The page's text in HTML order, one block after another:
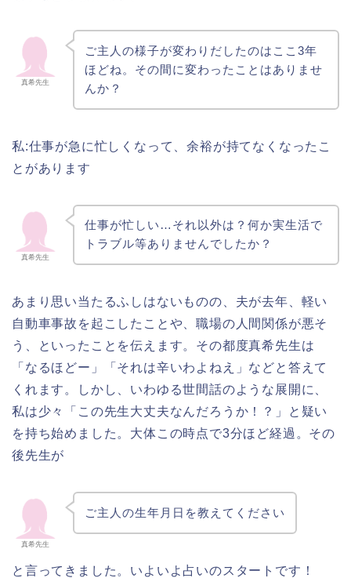
真希先生
ご主人の様子が変わりだしたのはここ3年
ほどね。その間に変わったことはありませ
んか？
私:仕事が急に忙しくなって、余裕が持てなくなったこ
とがあります
真希先生
仕事が忙しい…それ以外は？何か実生活で
トラブル等ありませんでしたか？
あまり思い当たるふしはないものの、夫が去年、軽い
自動車事故を起こしたことや、職場の人間関係が悪そ
う、といったことを伝えます。その都度真希先生は
「なるほどー」「それは辛いわよねえ」などと答えて
くれます。しかし、いわゆる世間話のような展開に、
私は少々「この先生大丈夫なんだろうか！？」と疑い
を持ち始めました。大体この時点で3分ほど経過。その
後先生が
真希先生
ご主人の生年月日を教えてください
と言ってきました。いよいよ占いのスタートです！